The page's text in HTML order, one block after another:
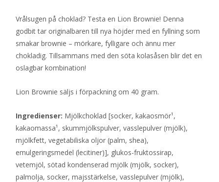
Vrålsugen på choklad? Testa en Lion Brownie! Denna
godbit tar originalbaren till nya höjder med en fyllning som
smakar brownie – mörkare, fylligare och ännu mer
chokladig. Tillsammans med den söta kolasåsen blir det en
oslagbar kombination!
Lion Brownie säljs i förpackning om 40 gram.
Ingredienser: Mjölkchoklad [socker, kakaosmör¹,
kakaomassa¹, skummjölkspulver, vasslepulver (mjölk),
mjölkfett, vegetabiliska oljor (palm, shea),
emulgeringsmedel (lecitiner)], glukos-fruktossirap,
vetemjöl, sötad kondenserad mjölk (mjölk, socker),
palmolja, socker, majsstärkelse, vasslepulver (mjölk),